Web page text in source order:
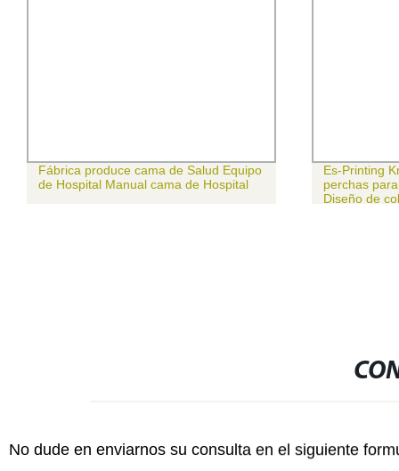
Fábrica produce cama de Salud Equipo
de Hospital Manual cama de Hospital
Es-Printing
perchas
Diseño de
No dude en enviarnos su consulta en el siguiente